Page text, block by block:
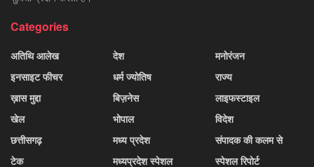
Categories
अतिथि आलेख
इनसाइट फीचर
ख़ास मुद्दा
खेल
छत्तीसगढ़
टेक
देश
धर्म ज्योतिष
बिज़नेस
भोपाल
मध्य प्रदेश
मध्यप्रदेश स्पेशल
मनोरंजन
राज्य
लाइफस्टाइल
विदेश
संपादक की कलम से
स्पेशल रिपोर्ट